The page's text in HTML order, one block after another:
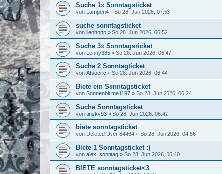
Suche 1x Sonntagsticket
von Lampen4 » So 28. Jun 2026, 07:53
suche sonntagsticket
von lleohopp » So 28. Jun 2026, 06:52
Suche 3x Sonntagsricket
von Lenny385 » So 28. Jun 2026, 06:47
Suche 2 Sonntagticket
von Atsocric » So 28. Jun 2026, 06:44
Biete ein Sonntagsticket
von Sonnenblume1197 » So 28. Jun 2026, 06:24
Suche Sonntagsticket
von tinsky93 » So 28. Jun 2026, 06:42
biete sonntagsticket
von Deleted User 84464 » So 28. Jun 2026, 04:56
Biete 1 Sonntagsticket :)
von alex_sonntag » So 28. Jun 2026, 05:40
BIETE sonntagsticket<3